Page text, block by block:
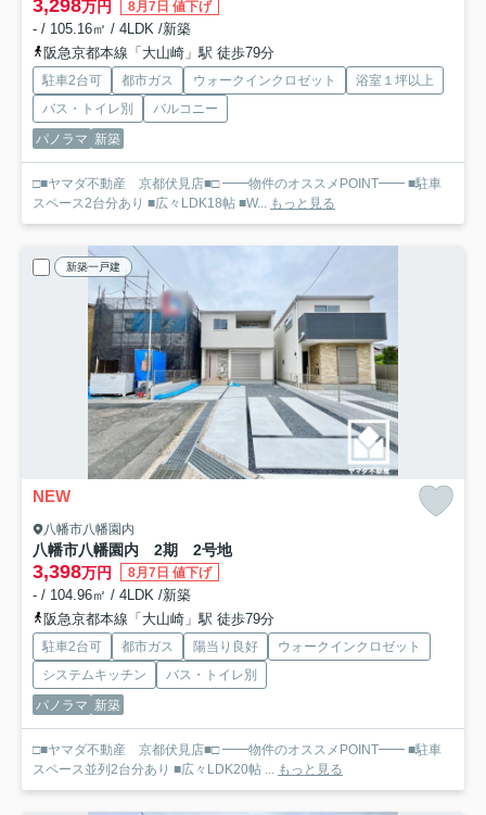
3,298万円 8月7日 値下げ
- / 105.16㎡ / 4LDK /新築
阪急京都本線「大山崎」駅 徒歩79分
駐車2台可 都市ガス ウォークインクロゼット
浴室１坪以上
バス・トイレ別
バルコニー
パノラマ 新築
□■ヤマダ不動産 京都伏見店■□ ━━物件のオススメPOINT━━ ■駐車
スペース2台分あり ■広々LDK18帖 ■W... もっと見る
新築一戸建
NEW
八幡市八幡園内
八幡市八幡園内 2期 2号地
3,398万円 8月7日 値下げ
- / 104.96㎡ / 4LDK /新築
阪急京都本線「大山崎」駅 徒歩79分
駐車2台可 都市ガス 陽当り良好
ウォークインクロゼット
システムキッチン
バス・トイレ別
パノラマ 新築
□■ヤマダ不動産 京都伏見店■□ ━━物件のオススメPOINT━━ ■駐車
スペース並列2台分あり ■広々LDK20帖 ... もっと見る